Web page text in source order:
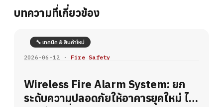
บทความที่เกี่ยวข้อง
🔧 เทคนิค & สินค้าใหม่
2026-06-12 · Fire Safety
Wireless Fire Alarm System: ยก
ระดับความปลอดภัยให้อาคารยุคใหม่ ไร้